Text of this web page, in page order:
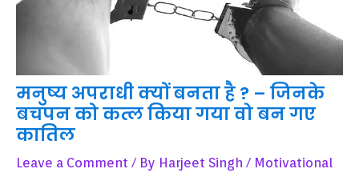
मनुष्य अपराधी क्यों बनता है ? – जिनके
बचपन को कत्ल किया गया वो बन गए
कातिल
Leave a Comment / By Harjeet Singh / Motivational